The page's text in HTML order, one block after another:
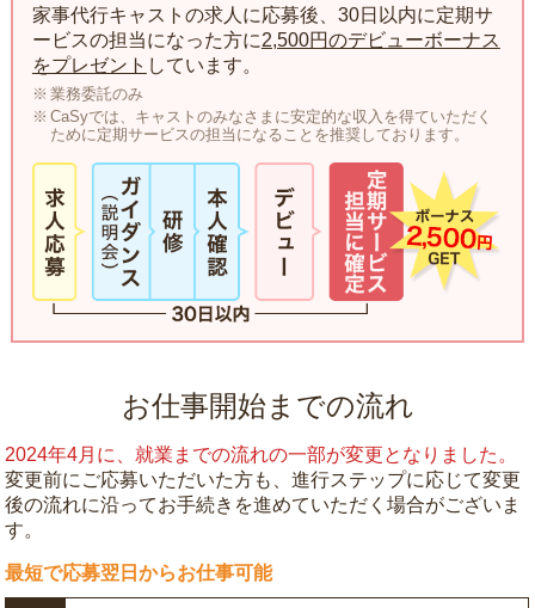
家事代行キャストの求人に応募後、30日以内に定期サ
ービスの担当になった方に2,500円のデビューボーナス
をプレゼント しています。
業務委託のみ
CaSyでは、キャストのみなさまに安定的な収入を得ていただく
ために定期サービスの担当になることを推奨しております。
お仕事開始までの流れ
2024年4月に、就業までの流れの一部が変更となりました。
変更前にご応募いただいた方も、進行ステップに応じて変更
後の流れに沿ってお手続きを進めていただく場合がございま
す。
最短で応募翌日からお仕事可能